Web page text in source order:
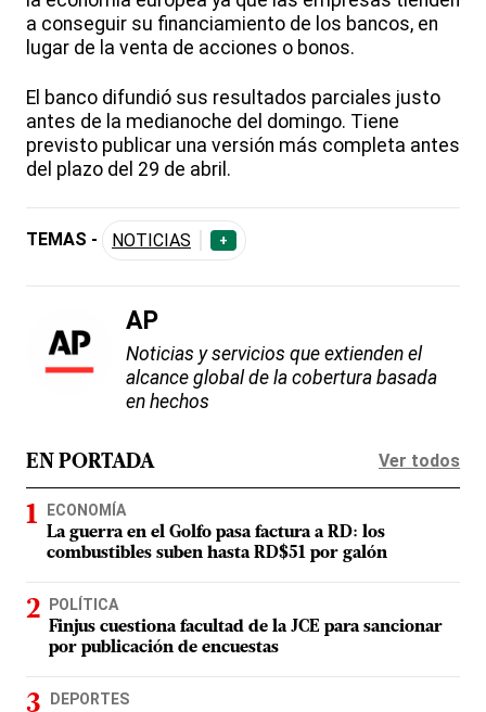
a conseguir su financiamiento de los bancos, en
lugar de la venta de acciones o bonos.
El banco difundió sus resultados parciales justo
antes de la medianoche del domingo. Tiene
previsto publicar una versión más completa antes
del plazo del 29 de abril.
TEMAS - NOTICIAS +
AP
Noticias y servicios que extienden el
alcance global de la cobertura basada
en hechos
EN PORTADA Ver todos
ECONOMÍA
La guerra en el Golfo pasa factura a RD: los
combustibles suben hasta RD$51 por galón
POLÍTICA
Finjus cuestiona facultad de la JCE para sancionar
por publicación de encuestas
DEPORTES